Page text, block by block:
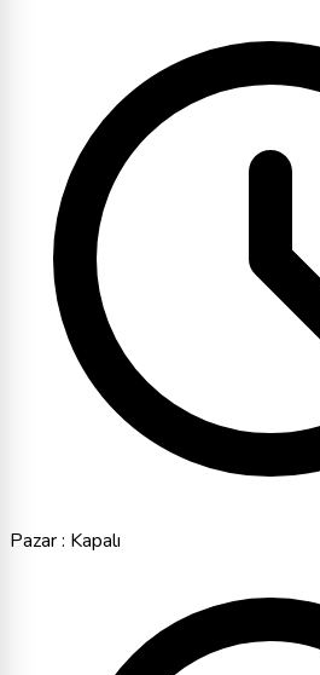
Pazar : Kapalı